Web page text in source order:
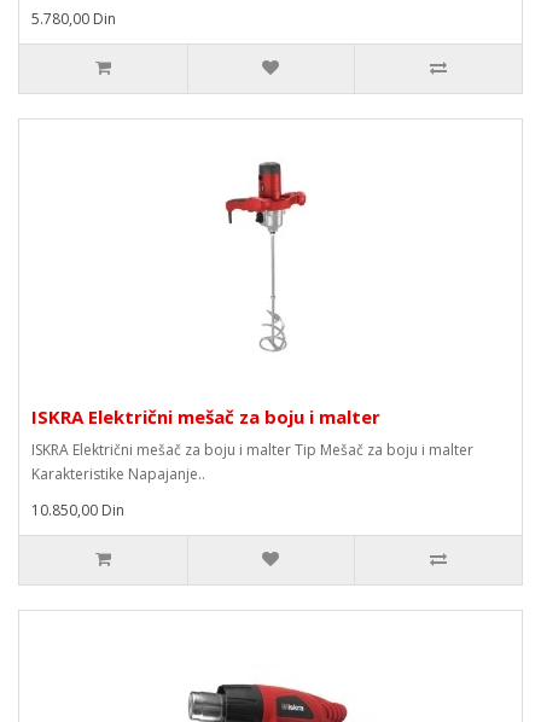
5.780,00 Din
ISKRA Električni mešač za boju i malter
ISKRA Električni mešač za boju i malter Tip Mešač za boju i malter
Karakteristike Napajanje..
10.850,00 Din